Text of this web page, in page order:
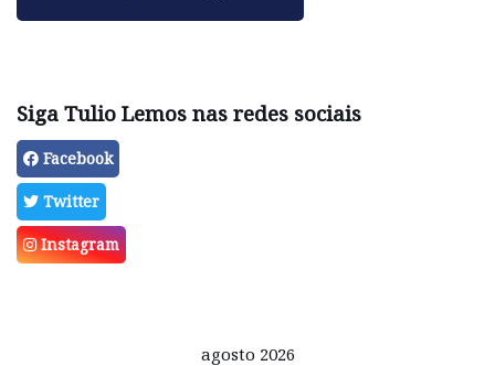
Siga Tulio Lemos nas redes sociais
Facebook
Twitter
Instagram
agosto 2026